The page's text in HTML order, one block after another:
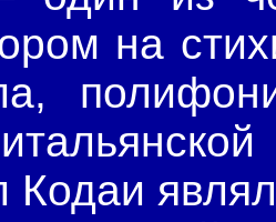
на
Кодаи